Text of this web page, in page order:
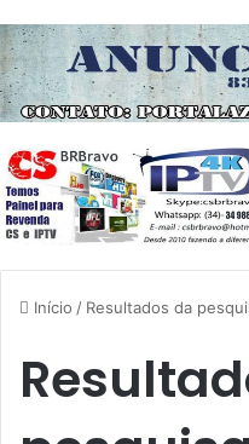
Início / Resultados da